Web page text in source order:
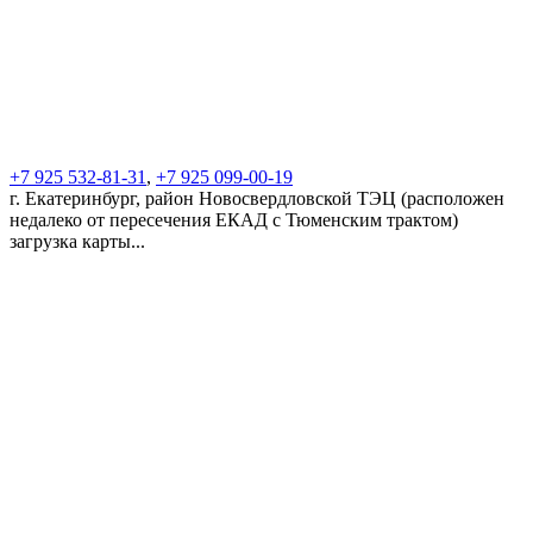
+7 925 532-81-31 , +7 925 099-00-19
г. Екатеринбург, район Новосвердловской ТЭЦ (расположен
недалеко от пересечения ЕКАД с Тюменским трактом)
загрузка карты...